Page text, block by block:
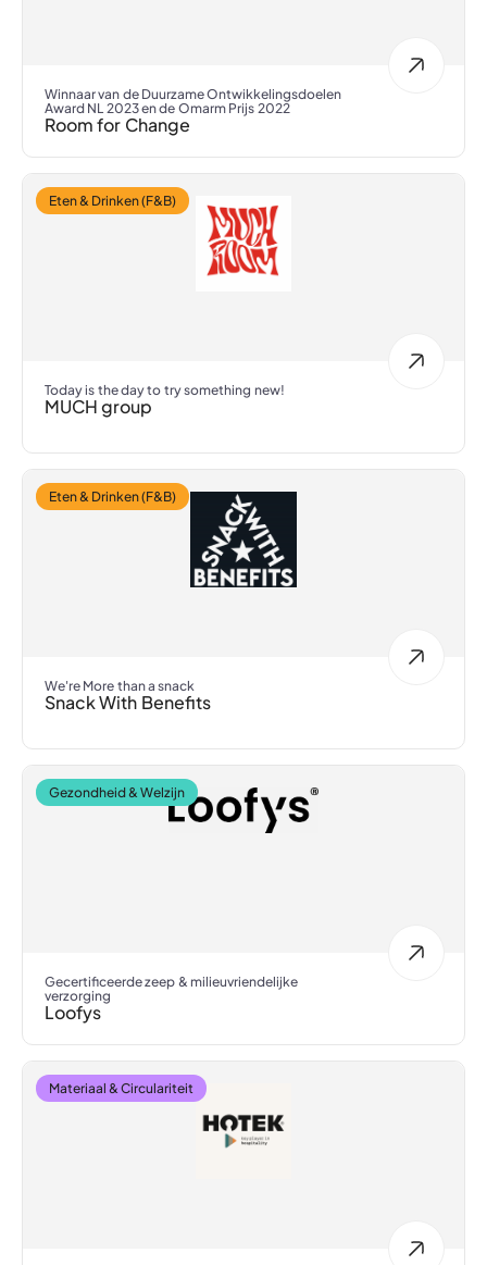
Winnaar van de Duurzame Ontwikkelingsdoelen
Award NL 2023 en de Omarm Prijs 2022
Room for Change
Eten & Drinken (F&B)
Today is the day to try something new!
MUCH group
Eten & Drinken (F&B)
We're More than a snack
Snack With Benefits
Gezondheid & Welzijn
Gecertificeerde zeep & milieuvriendelijke
verzorging
Loofys
Materiaal & Circulariteit